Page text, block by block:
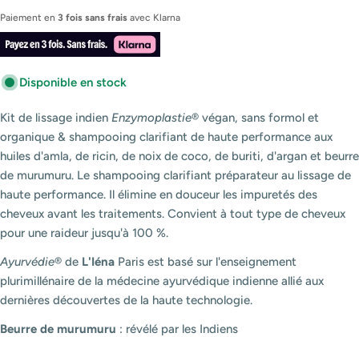
Paiement en 3 fois sans frais avec Klarna
Disponible en stock
Kit de lissage indien Enzymoplastie® végan, sans formol et
organique & shampooing clarifiant de haute performance aux
huiles d'amla, de ricin, de noix de coco, de buriti, d'argan et beurre
de murumuru. Le shampooing clarifiant préparateur au lissage de
haute performance. Il élimine en douceur les impuretés des
cheveux avant les traitements. Convient à tout type de cheveux
pour une raideur jusqu'à 100 %.
Ayurvédie® de L'Iéna Paris est basé sur l'enseignement
plurimillénaire de la médecine ayurvédique indienne allié aux
dernières découvertes de la haute technologie.
Beurre de murumuru : révélé par les Indiens